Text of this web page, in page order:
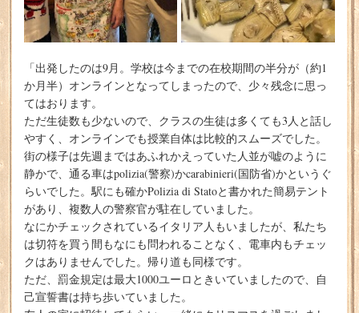
「出発したのは9月。学校は今までの在校期間の半分が（約1
か月半）オンラインとなってしまったので、少々残念に思っ
てはおります。
ただ生徒数も少ないので、クラスの生徒は多くても3人と話し
やすく、オンラインでも授業自体は比較的スムーズでした。
街の様子は先週まではあふれかえっていた人並が嘘のように
静かで、通る車はpolizia(警察)かcarabinieri(国防省)かというぐ
らいでした。駅にも確かPolizia di Statoと書かれた簡易テント
があり、複数人の警察官が駐在していました。
なにかチェックされているイタリア人もいましたが、私たち
は切符を買う間もなにも問われることなく、電車内もチェッ
クはありませんでした。帰り道も同様です。
ただ、罰金規定は最大1000ユーロときいていましたので、自
己宣誓書は持ち歩いていました。